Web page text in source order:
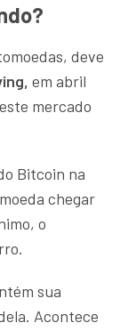
deve
em abril
mercado
Bitcoin na
chegar
o
sua
Acontece